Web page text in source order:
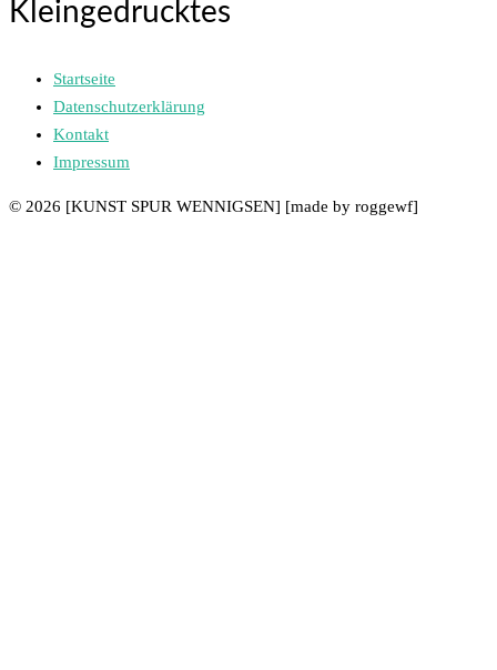
Kleingedrucktes
Startseite
Datenschutzerklärung
Kontakt
Impressum
© 2026 [KUNST SPUR WENNIGSEN] [made by roggewf]